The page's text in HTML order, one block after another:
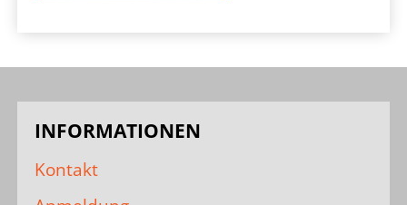
INFORMATIONEN
Kontakt